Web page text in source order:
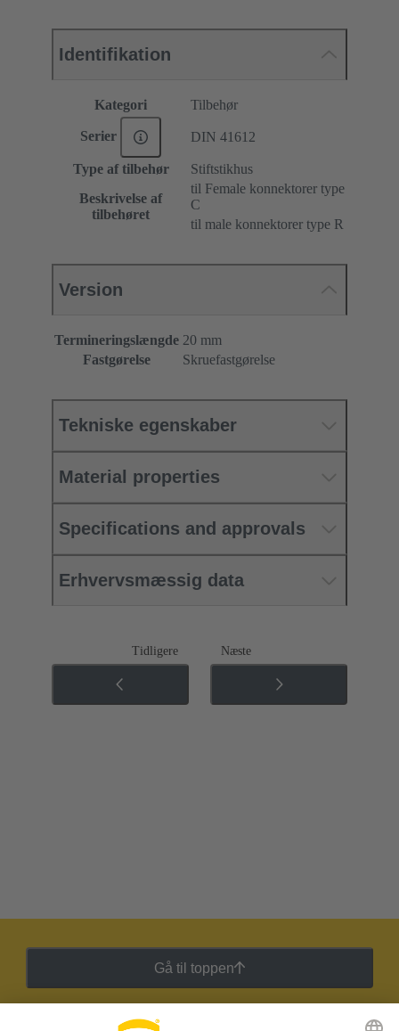
Identifikation
Kategori Tilbehør
Serier DIN 41612
Type af tilbehør
Stiftstikhus
Beskrivelse af
tilbehøret
til Female konnektorer type
C
til male konnektorer type R
Version
Termineringslængde 20 mm
Fastgørelse
Skruefastgørelse
Tekniske egenskaber
Material properties
Specifications and approvals
Erhvervsmæssig data
Tidligere Næste
Gå til toppen